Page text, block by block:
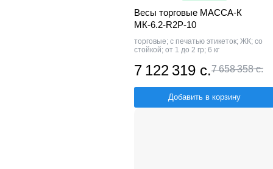
Весы торговые МАССА-К
МК-6.2-R2P-10
торговые; с печатью этикеток; ЖК; со
стойкой; от 1 до 2 гр; 6 кг
7 122 319 с.7 658 358 с.
Добавить в корзину